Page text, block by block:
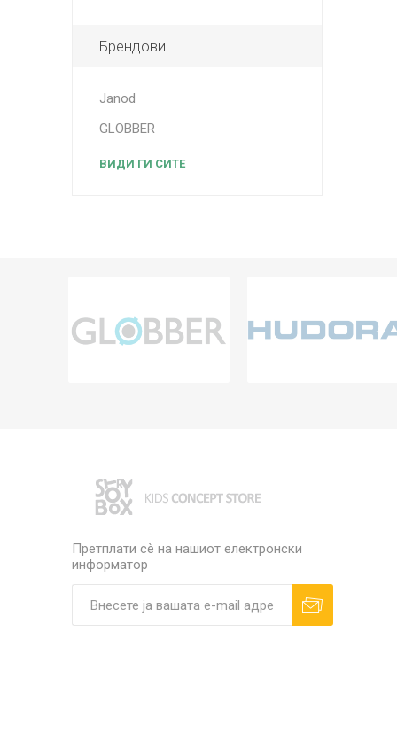
Брендови
Janod
GLOBBER
ВИДИ ГИ СИТЕ
Претплати сè на нашиот електронски
информатор